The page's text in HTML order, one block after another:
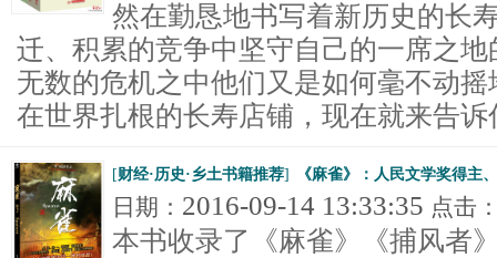
然在勤恳地书写着新历史的长
迁、积累的竞争中坚守自己的一席之
无数的危机之中他们又是如何毫不动
在世界扎根的长寿店铺，现在就来告诉
[财经·历史·乡土书籍推荐] 《麻雀》：人民文学奖得主
日期： 2016-09-14 13:33:35 点击
本书收录了《麻雀》《捕风者